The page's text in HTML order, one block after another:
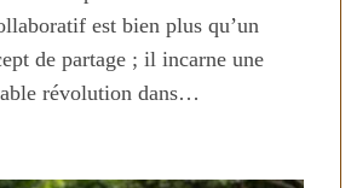
est bien plus qu’un
de partage ; il incarne une
révolution dans…